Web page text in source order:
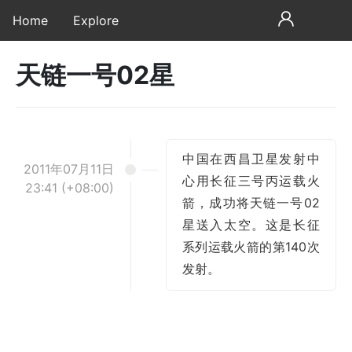
Home Explore
天链一号02星
2011年07月11日
23:41 (+08:00)
中国在西昌卫星发射中
心用长征三号丙运载火
箭，成功将天链一号02
星送入太空。这是长征
系列运载火箭的第140次
发射。